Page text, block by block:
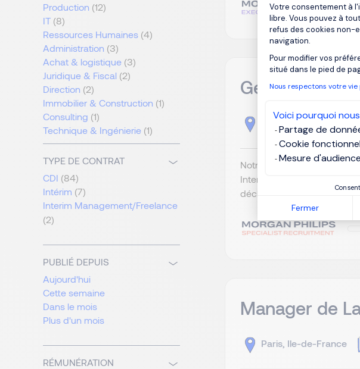
Votre consentement à
libre. Vous pouvez à
refus des cookies non-
navigation.
Pour modifier vos
situé dans le pied de
Nous respectons votre
Voici pourquoi
Partage de
Cookie
Mesure
Fermer
Production (12)
IT (8)
Ressources Humaines (4)
Administration (3)
Achat & logistique (3)
Juridique & Fiscal (2)
Direction (2)
Immobilier & Construction (1)
Consulting (1)
Technique & Ingénierie (1)
TYPE DE CONTRAT
CDI (84)
Intérim (7)
Interim Management/Freelance
(2)
PUBLIÉ DEPUIS
Aujourd'hui
Cette semaine
Dans le mois
Plus d'un mois
RÉMUNÉRATION
Gestionnaire
Paris, Ile-de-France
Notre client, organisme
International F/H. Vos
déclarations de sinistres,
Manager de
Paris, Ile-de-France